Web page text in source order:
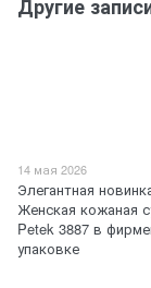
Другие
14 мая 2026
Элегантная
Женская кожаная
Petek 3887 в
упаковке